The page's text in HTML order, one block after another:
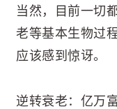
当然，目前一切
老等基本生物过
应该感到惊讶。
逆转衰老：亿万